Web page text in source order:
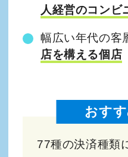
人経営のコンビ
幅広い年代の客
店を構える個店
おす
77種の決済種類